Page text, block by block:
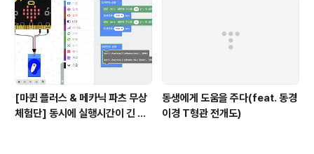
[마퀸 플러스 & 메카닉 파츠 무상
체험단] 동시에 실행시간이 긴 여
동생에게 도움을 주다(feat. 동경
이경 T형관 전개도)